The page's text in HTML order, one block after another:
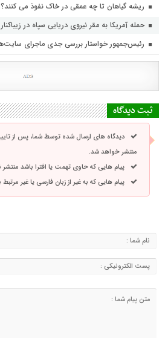
ریشه گیاهان تا چه عمقی در خاک نفوذ می کنند؟
حمله آمریکا به مقر نیروی دریایی سپاه در
رئیس‌جمهور خواستار بررسی جدی ماجرای
ثبت دیدگاه
دیدگاه های ارسال شده توسط شما، پس از
منتشر خواهد شد.
پیام هایی که حاوی تهمت یا افترا باشد
پیام هایی که به غیر از زبان فارسی یا غیر